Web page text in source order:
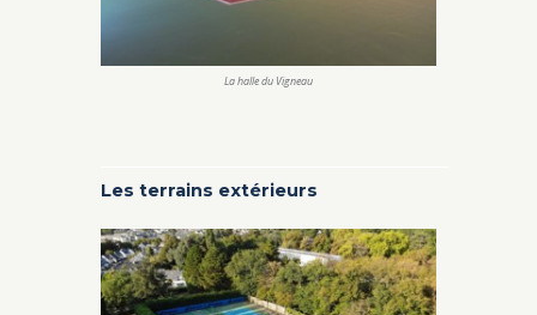
La halle du Vigneau
Les terrains extérieurs